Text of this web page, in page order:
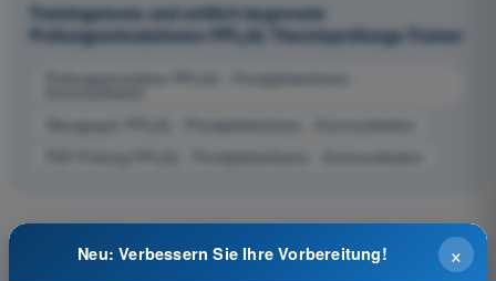
Trainingstests und zeitlich begrenzte
Prüfungssimulationen PPL(A) Theorieprüfungs-Trainer
Prüfungssimulation PPL(A) - Privatpilotenlizenz -
Übungsquiz PPL(A) - Privatpilotenlizenz - Kommunikation
PDF-Prüfung PPL(A) - Privatpilotenlizenz - Kommunikation
×
Neu: Verbessern Sie Ihre Vorbereitung!